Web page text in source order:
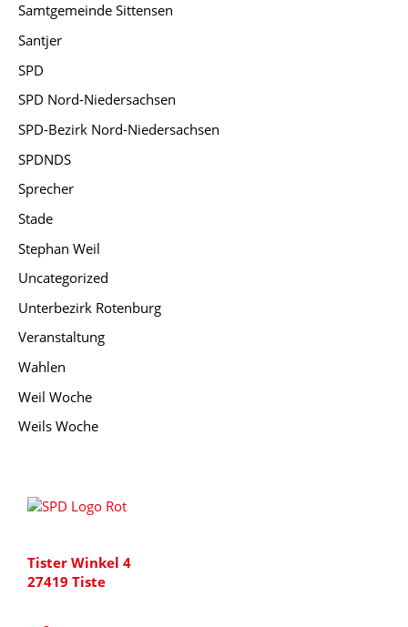
Samtgemeinde Sittensen
Santjer
SPD
SPD Nord-Niedersachsen
SPD-Bezirk Nord-Niedersachsen
SPDNDS
Sprecher
Stade
Stephan Weil
Uncategorized
Unterbezirk Rotenburg
Veranstaltung
Wahlen
Weil Woche
Weils Woche
Tister Winkel 4
27419 Tiste